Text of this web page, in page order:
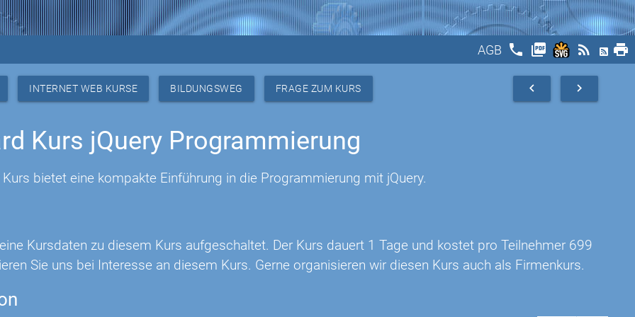
AGB phone picture_as_pdf rss_feed print
INTERNET WEB KURSE BILDUNGSWEG FRAGE ZUM KURS navigate_next
navigate_before
Kurs jQuery Programmierung
Kurs bietet eine kompakte Einführung in die Programmierung mit jQuery.
Kursdaten zu diesem Kurs aufgeschaltet. Der Kurs dauert 1 Tage und kostet pro Teilnehmer 699
Sie uns bei Interesse an diesem Kurs. Gerne organisieren wir diesen Kurs auch als Firmenkurs.